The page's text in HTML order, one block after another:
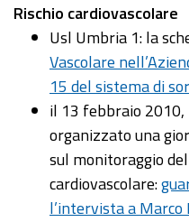
Rischio cardiovascolare
Usl Umbria 1: la
Vascolare
15 del sistema di
il 13 febbraio 2010,
organizzato una
sul monitoraggio
cardiovascolare:
l’intervista a